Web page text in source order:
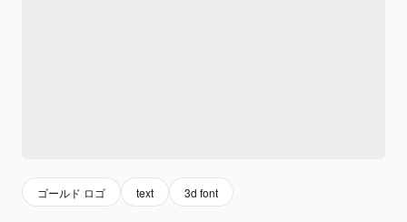
ゴールド ロゴ text 3d font